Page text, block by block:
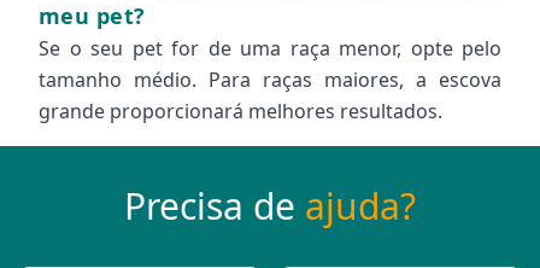
meu pet?
Se o seu pet for de uma raça menor, opte pelo
tamanho médio. Para raças maiores, a escova
grande proporcionará melhores resultados.
Precisa de ajuda?